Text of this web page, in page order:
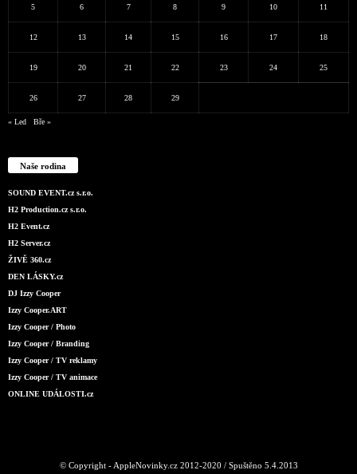
5 6 7 8 9 10 11
12 13 14 15 16 17 18
19 20 21 22 23 24 25
26 27 28 29
« Led Bře »
Naše rodina
SOUND EVENT.cz s.r.o.
H2 Production.cz s.r.o.
H2 Event.cz
H2 Server.cz
ŽIVĚ 360.cz
DEN LÁSKY.cz
DJ Izzy Cooper
Izzy Cooper.ART
Izzy Cooper / Photo
Izzy Cooper / Branding
Izzy Cooper / TV reklamy
Izzy Cooper / TV animace
ONLINE UDÁLOSTI.cz
© Copyright - AppleNovinky.cz 2012-2020 / Spuštěno 5.4.2013